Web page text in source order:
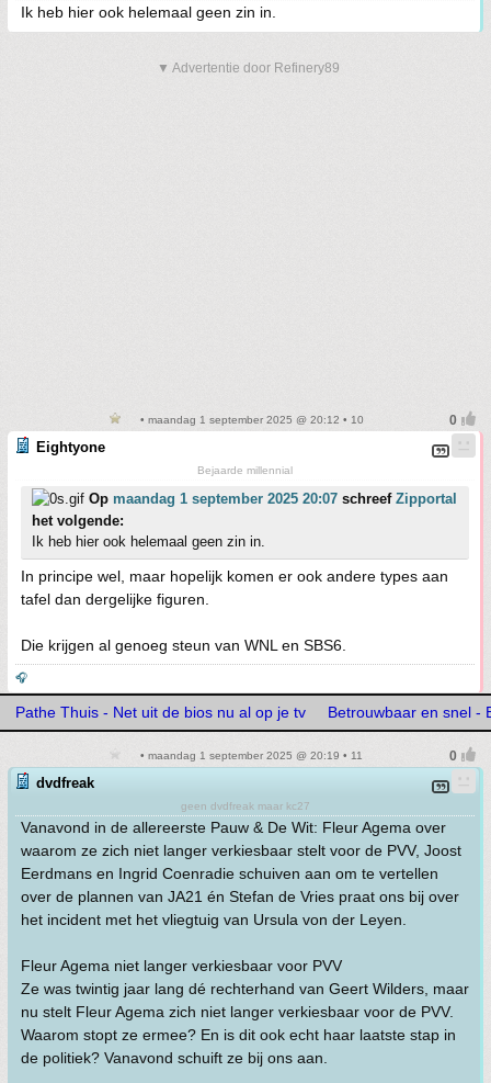
Ik heb hier ook helemaal geen zin in.
▼ Advertentie door Refinery89
• maandag 1 september 2025 @ 20:12 • 10
Eightyone
Bejaarde millennial
Op maandag 1 september 2025 20:07 schreef Zipportal
het volgende:
Ik heb hier ook helemaal geen zin in.
In principe wel, maar hopelijk komen er ook andere types aan
tafel dan dergelijke figuren.
Die krijgen al genoeg steun van WNL en SBS6.
🎧
Pathe Thuis - Net uit de bios nu al op je tv Betrouwbaar en snel -
• maandag 1 september 2025 @ 20:19 • 11
dvdfreak
geen dvdfreak maar kc27
Vanavond in de allereerste Pauw & De Wit: Fleur Agema over
waarom ze zich niet langer verkiesbaar stelt voor de PVV, Joost
Eerdmans en Ingrid Coenradie schuiven aan om te vertellen
over de plannen van JA21 én Stefan de Vries praat ons bij over
het incident met het vliegtuig van Ursula von der Leyen.
Fleur Agema niet langer verkiesbaar voor PVV
Ze was twintig jaar lang dé rechterhand van Geert Wilders, maar
nu stelt Fleur Agema zich niet langer verkiesbaar voor de PVV.
Waarom stopt ze ermee? En is dit ook echt haar laatste stap in
de politiek? Vanavond schuift ze bij ons aan.